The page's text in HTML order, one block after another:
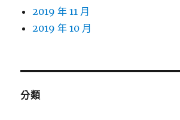
2019 年 11 月
2019 年 10 月
分類